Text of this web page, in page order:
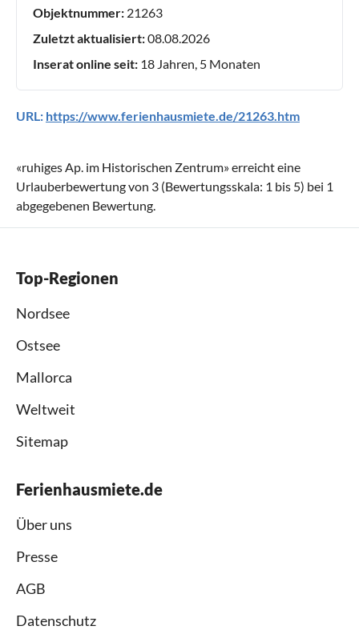
Objektnummer: 21263
Zuletzt aktualisiert:08.08.2026
Inserat online seit: 18 Jahren, 5 Monaten
URL: https://www.ferienhausmiete.de/21263.htm
«ruhiges Ap. im Historischen Zentrum» erreicht eine
Urlauberbewertung von 3 (Bewertungsskala: 1 bis 5) bei 1
abgegebenen Bewertung.
Top-Regionen
Nordsee
Ostsee
Mallorca
Weltweit
Sitemap
Ferienhausmiete.de
Über uns
Presse
AGB
Datenschutz